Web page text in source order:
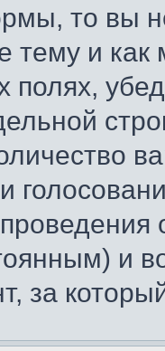
то вы
тему и
полях,
и
за